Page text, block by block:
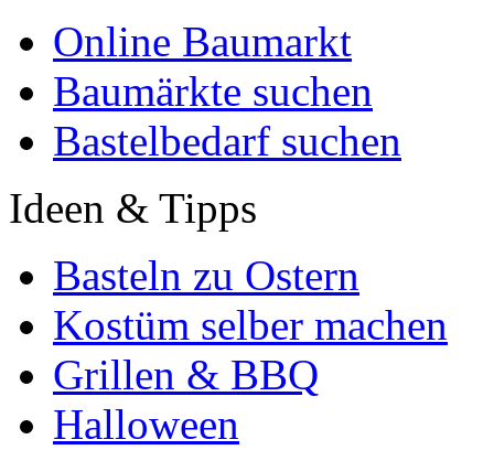
Online Baumarkt
Baumärkte suchen
Bastelbedarf suchen
Ideen & Tipps
Basteln zu Ostern
Kostüm selber machen
Grillen & BBQ
Halloween